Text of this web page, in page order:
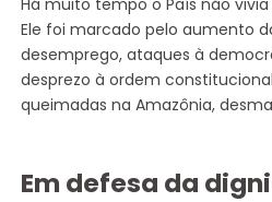
Há muito tempo o País não
Ele foi marcado pelo aumento
desemprego, ataques à
desprezo à ordem
queimadas na Amazônia,
Em defesa da